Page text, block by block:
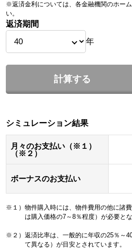
※返済金利については、各金融機関のホー
い。
返済期間
年
計算する
シミュレーション結果
月々のお支払い（※１）
（※２）
ボーナスのお支払い
※１）物件購入時には、物件費用の他に諸
は購入価格の7～8％程度）が必要とな
※２）返済比率は、一般的に年収の25％～
て異なる）が目安とされています。